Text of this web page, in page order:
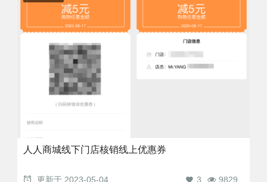
人人商城线下门店核销线上优惠券
更新于 2023-05-04 9829
3